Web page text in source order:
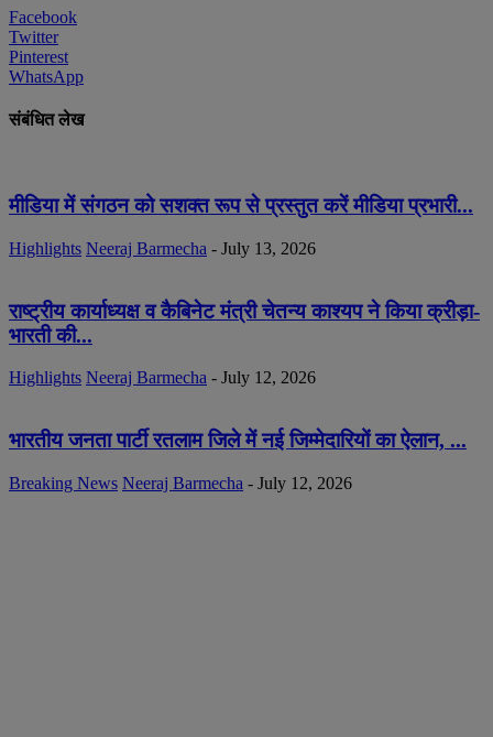
Facebook
Twitter
Pinterest
WhatsApp
संबंधित लेख
मीडिया में संगठन को सशक्त रूप से प्रस्तुत करें मीडिया प्रभारी...
Highlights Neeraj Barmecha - July 13, 2026
राष्ट्रीय कार्याध्यक्ष व कैबिनेट मंत्री चेतन्य काश्यप ने किया क्रीड़ा-
भारती की...
Highlights Neeraj Barmecha - July 12, 2026
भारतीय जनता पार्टी रतलाम जिले में नई जिम्मेदारियों का ऐलान, ...
Breaking News Neeraj Barmecha - July 12, 2026